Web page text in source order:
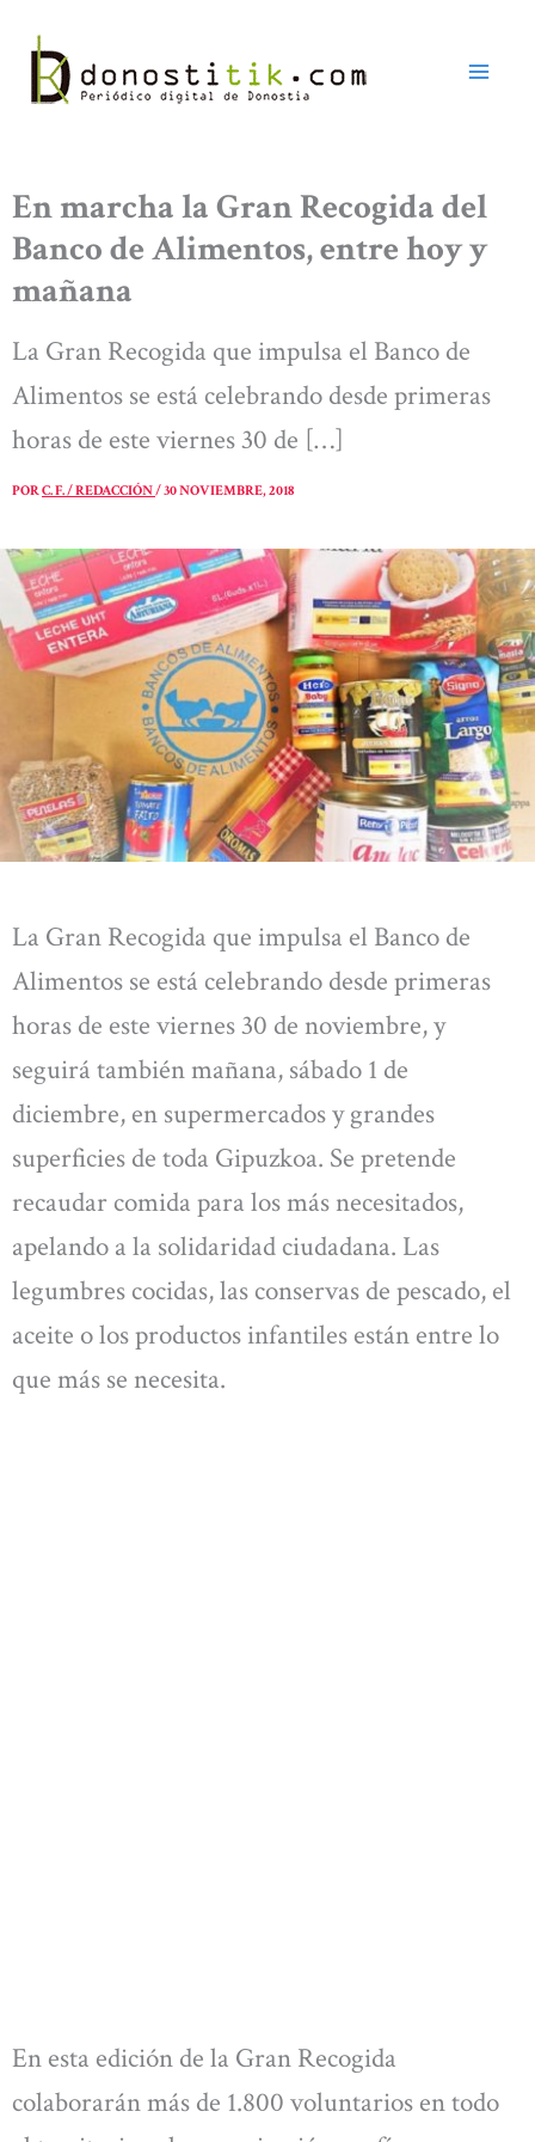
contenido
En marcha la Gran Recogida del
Banco de Alimentos, entre hoy y
mañana
La Gran Recogida que impulsa el Banco de
Alimentos se está celebrando desde primeras
horas de este viernes 30 de […]
PORC. F. / REDACCIÓN/30 NOVIEMBRE, 2018
La Gran Recogida que impulsa el Banco de
Alimentos se está celebrando desde primeras
horas de este viernes 30 de noviembre, y
seguirá también mañana, sábado 1 de
diciembre, en supermercados y grandes
superficies de toda Gipuzkoa. Se pretende
recaudar comida para los más necesitados,
apelando a la solidaridad ciudadana. Las
legumbres cocidas, las conservas de pescado, el
aceite o los productos infantiles están entre lo
que más se necesita.
En esta edición de la Gran Recogida
colaborarán más de 1.800 voluntarios en todo